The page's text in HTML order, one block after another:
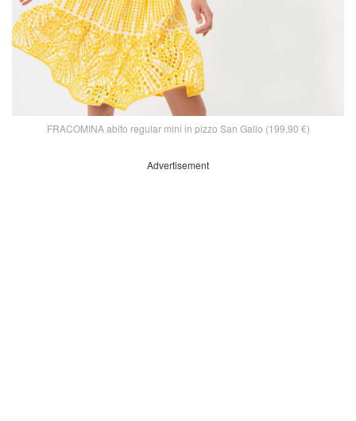
FRACOMINA abito regular mini in pizzo San Gallo (199,90 €)
Advertisement